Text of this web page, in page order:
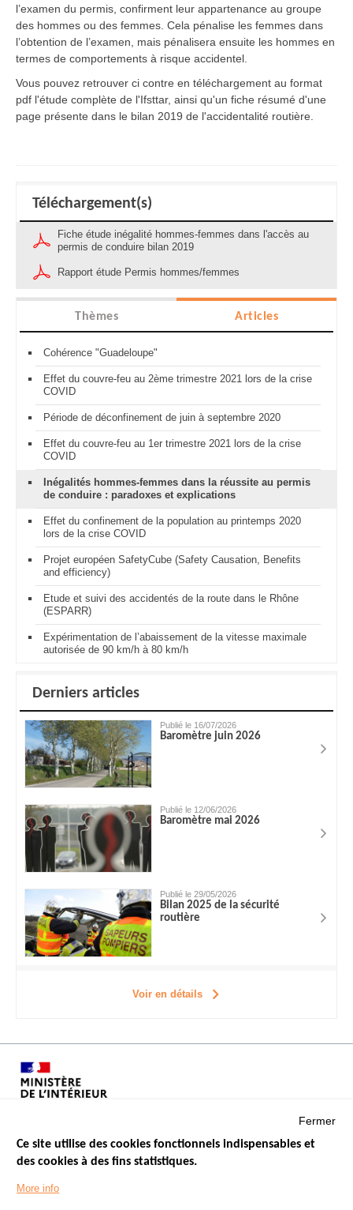
l’examen du permis, confirment leur appartenance au groupe
des hommes ou des femmes. Cela pénalise les femmes dans
l’obtention de l’examen, mais pénalisera ensuite les hommes en
termes de comportements à risque accidentel.
Vous pouvez retrouver ci contre en téléchargement au format
pdf l'étude complète de l'Ifsttar, ainsi qu'un fiche résumé d'une
page présente dans le bilan 2019 de l'accidentalité routière.
Téléchargement(s)
Fiche étude inégalité hommes-femmes dans l'accès au
permis de conduire bilan 2019
Rapport étude Permis hommes/femmes
Thèmes Articles
Cohérence "Guadeloupe"
Effet du couvre-feu au 2ème trimestre 2021 lors de la crise
COVID
Période de déconfinement de juin à septembre 2020
Effet du couvre-feu au 1er trimestre 2021 lors de la crise
COVID
Inégalités hommes-femmes dans la réussite au permis
de conduire : paradoxes et explications
Effet du confinement de la population au printemps 2020
lors de la crise COVID
Projet européen SafetyCube (Safety Causation, Benefits
and efficiency)
Etude et suivi des accidentés de la route dans le Rhône
(ESPARR)
Expérimentation de l’abaissement de la vitesse maximale
autorisée de 90 km/h à 80 km/h
Derniers articles
Publié le 16/07/2026
Baromètre juin 2026
Publié le 12/06/2026
Baromètre mai 2026
Publié le 29/05/2026
Bilan 2025 de la sécurité
routière
Voir en détails
Menu
Footer
LES SITES PUBLICS
Fermer
Ce site utilise des cookies fonctionnels indispensables et
des cookies à des fins statistiques.
More info